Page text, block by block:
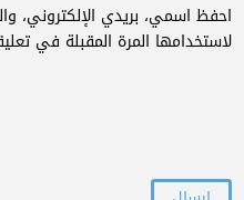
احفظ اسمي، بريدي الإلكتروني،
لاستخدامها المرة المقبلة في